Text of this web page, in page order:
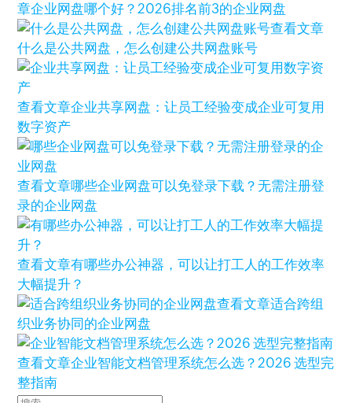
章企业网盘哪个好？2026排名前3的企业网盘
查看文章
什么是公共网盘，怎么创建公共网盘账号
查看文章企业共享网盘：让员工经验变成企业可复用
数字资产
查看文章哪些企业网盘可以免登录下载？无需注册登
录的企业网盘
查看文章有哪些办公神器，可以让打工人的工作效率
大幅提升？
查看文章适合跨组
织业务协同的企业网盘
查看文章企业智能文档管理系统怎么选？2026 选型完
整指南